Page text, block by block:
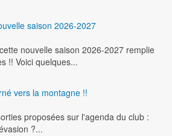
saison 2026-2027
nouvelle saison 2026-2027 remplie
!! Voici quelques...
vers la montagne !!
proposées sur l'agenda du club :
?...